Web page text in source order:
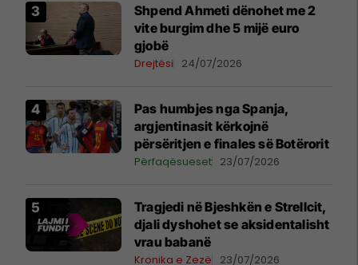
Shpend Ahmeti dënohet me 2
vite burgim dhe 5 mijë euro
gjobë
Drejtësi 24/07/2026
Pas humbjes nga Spanja,
argjentinasit kërkojnë
përsëritjen e finales së Botërorit
Përfaqësueset 23/07/2026
Tragjedi në Bjeshkën e Strellcit,
djali dyshohet se aksidentalisht
vrau babanë
Kronika e Zezë 23/07/2026